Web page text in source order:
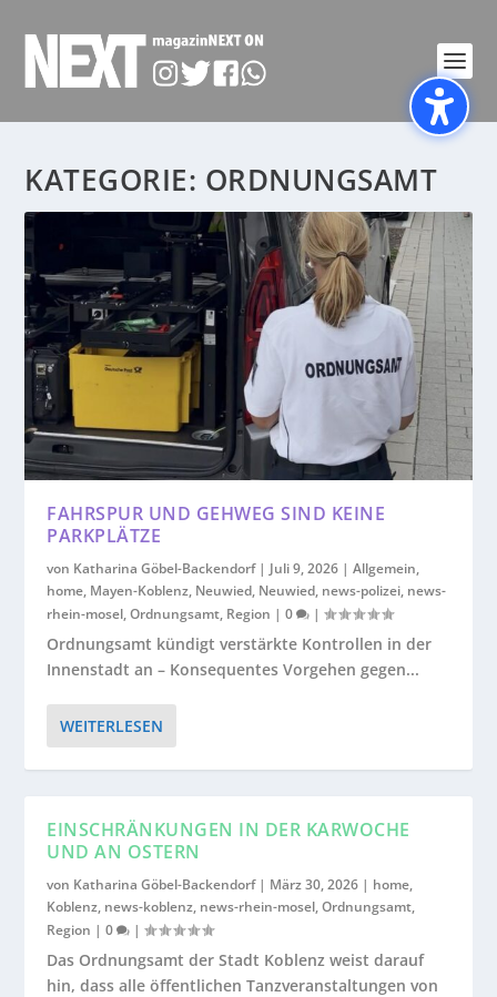
KATEGORIE: ORDNUNGSAMT
FAHRSPUR UND GEHWEG SIND KEINE
PARKPLÄTZE
von Katharina Göbel-Backendorf| Juli 9, 2026 |Allgemein,
home, Mayen-Koblenz, Neuwied, Neuwied, news-polizei, news-
rhein-mosel,Ordnungsamt, Region |0 |
Ordnungsamt kündigt verstärkte Kontrollen in der
Innenstadt an – Konsequentes Vorgehen gegen...
WEITERLESEN
EINSCHRÄNKUNGEN IN DER KARWOCHE
UND AN OSTERN
von Katharina Göbel-Backendorf| März 30, 2026 | home,
Koblenz, news-koblenz, news-rhein-mosel,Ordnungsamt,
Region |0 |
Das Ordnungsamt der Stadt Koblenz weist darauf
hin, dass alle öffentlichen Tanzveranstaltungen von